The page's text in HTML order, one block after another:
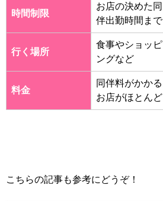
時間制限
お店の決めた同
伴出勤時間まで
行く場所
食事やショッピ
ングなど
料金
同伴料がかかる
お店がほとんど
こちらの記事も参考にどうぞ！